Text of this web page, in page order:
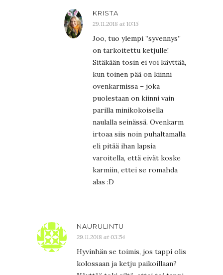
KRISTA
29.11.2018 at 10:15
Joo, tuo ylempi ”syvennys”
on tarkoitettu ketjulle!
Sitäkään tosin ei voi käyttää,
kun toinen pää on kiinni
ovenkarmissa – joka
puolestaan on kiinni vain
parilla minikokoisella
naulalla seinässä. Ovenkarm
irtoaa siis noin puhaltamalla
eli pitää ihan lapsia
varoitella, että eivät koske
karmiin, ettei se romahda
alas :D
NAURULINTU
29.11.2018 at 03:54
Hyvinhän se toimis, jos tappi olis
kolossaan ja ketju paikoillaan?